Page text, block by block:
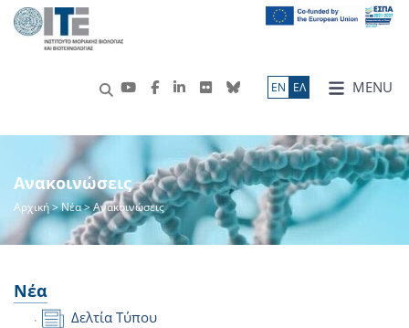
MENU
ΕN ΕΛ
Ανακοινώσεις
Αρχική>Νέα> Ανακοινώσεις
Νέα
Δελτία Τύπου